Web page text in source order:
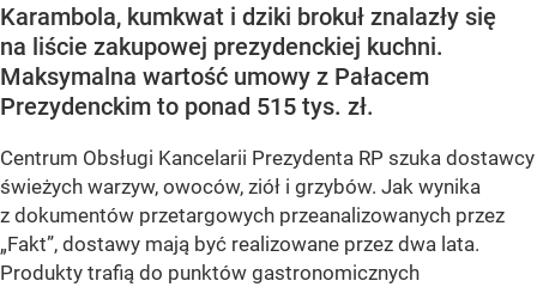
Karambola, kumkwat i dziki brokuł znalazły się
na liście zakupowej prezydenckiej kuchni.
Maksymalna wartość umowy z Pałacem
Prezydenckim to ponad 515 tys. zł.
Centrum Obsługi Kancelarii Prezydenta RP szuka dostawcy
świeżych warzyw, owoców, ziół i grzybów. Jak wynika
z dokumentów przetargowych przeanalizowanych przez
„Fakt”, dostawy mają być realizowane przez dwa lata.
Produkty trafią do punktów gastronomicznych